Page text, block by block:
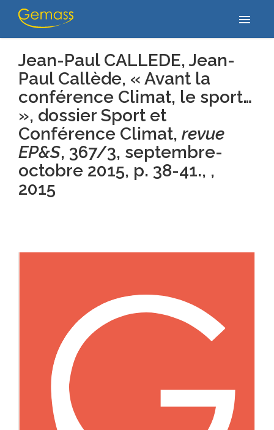
menu
Accueil/Publications
Avant la conférence Climat, le sport… », dossier Sport et…
Jean-Paul CALLEDE, Jean-
Paul Callède, « Avant la
conférence Climat, le sport…
», dossier Sport et
Conférence Climat, revue
EP&S, 367/3, septembre-
octobre 2015, p. 38-41., ,
2015